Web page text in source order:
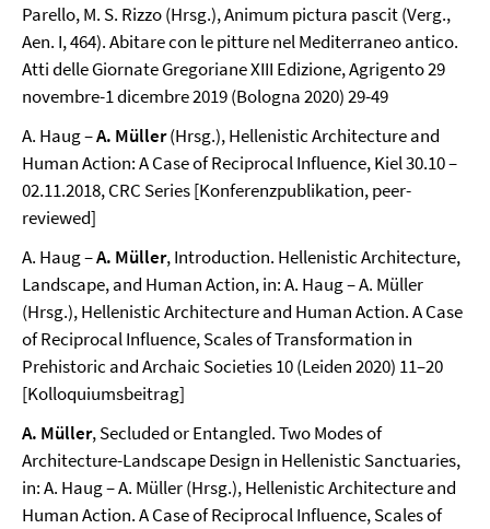
Parello, M. S. Rizzo (Hrsg.), Animum pictura pascit (Verg.,
Aen. I, 464). Abitare con le pitture nel Mediterraneo antico.
Atti delle Giornate Gregoriane XIII Edizione, Agrigento 29
novembre-1 dicembre 2019 (Bologna 2020) 29-49
A. Haug –A. Müller(Hrsg.), Hellenistic Architecture and
Human Action: A Case of Reciprocal Influence, Kiel 30.10 –
02.11.2018, CRC Series [Konferenzpublikation, peer-
reviewed]
A. Haug –A. Müller, Introduction. Hellenistic Architecture,
Landscape, and Human Action, in: A. Haug – A. Müller
(Hrsg.), Hellenistic Architecture and Human Action. A Case
of Reciprocal Influence, Scales of Transformation in
Prehistoric and Archaic Societies 10 (Leiden 2020) 11–20
[Kolloquiumsbeitrag]
A. Müller, Secluded or Entangled. Two Modes of
Architecture-Landscape Design in Hellenistic Sanctuaries,
in: A. Haug – A. Müller (Hrsg.), Hellenistic Architecture and
Human Action. A Case of Reciprocal Influence, Scales of